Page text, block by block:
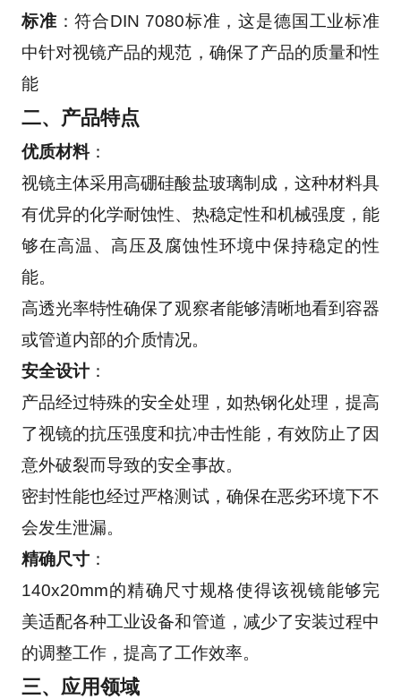
标准 ：符合DIN 7080标准，这是德国工业标准
中针对视镜产品的规范，确保了产品的质量和性
能
二、产品特点
优质材料：
视镜主体采用高硼硅酸盐玻璃制成，这种材料具
有优异的化学耐蚀性、热稳定性和机械强度，能
够在高温、高压及腐蚀性环境中保持稳定的性
能。
高透光率特性确保了观察者能够清晰地看到容器
或管道内部的介质情况。
安全设计：
产品经过特殊的安全处理，如热钢化处理，提高
了视镜的抗压强度和抗冲击性能，有效防止了因
意外破裂而导致的安全事故。
密封性能也经过严格测试，确保在恶劣环境下不
会发生泄漏。
精确尺寸：
140x20mm的精确尺寸规格使得该视镜能够完
美适配各种工业设备和管道，减少了安装过程中
的调整工作，提高了工作效率。
三、应用领域